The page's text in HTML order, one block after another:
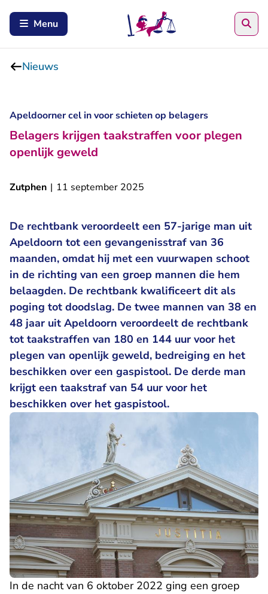
Menu
Nieuws
Apeldoorner cel in voor schieten op belagers
Belagers krijgen taakstraffen voor plegen
openlijk geweld
Zutphen | 11 september 2025
De rechtbank veroordeelt een 57-jarige man uit
Apeldoorn tot een gevangenisstraf van 36
maanden, omdat hij met een vuurwapen schoot
in de richting van een groep mannen die hem
belaagden. De rechtbank kwalificeert dit als
poging tot doodslag. De twee mannen van 38 en
48 jaar uit Apeldoorn veroordeelt de rechtbank
tot taakstraffen van 180 en 144 uur voor het
plegen van openlijk geweld, bedreiging en het
beschikken over een gaspistool. De derde man
krijgt een taakstraf van 54 uur voor het
beschikken over het gaspistool.
In de nacht van 6 oktober 2022 ging een groep